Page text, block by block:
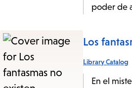
poder de
Los
Library Catalog
En el